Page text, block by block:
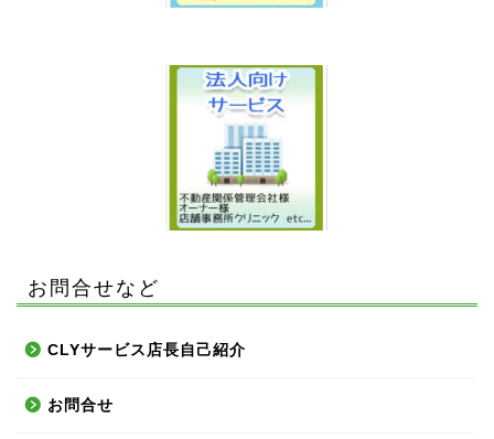
お問合せなど
CLYサービス店長自己紹介
お問合せ